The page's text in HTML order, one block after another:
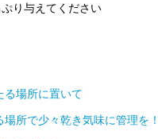
り与えてください
る場所に置いて
所で少々乾き気味に管理を！